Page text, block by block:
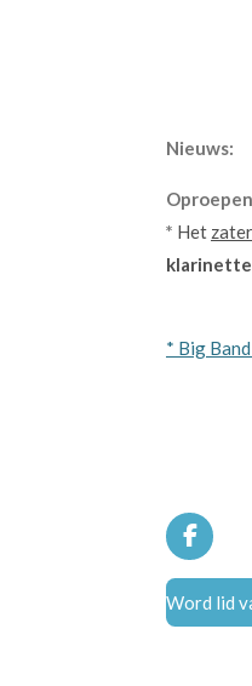
Nieuws:
* Het
* Big
F
a
e
b
Word lid